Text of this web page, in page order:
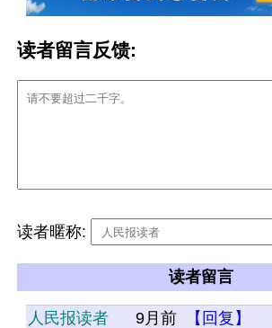
读者留言反馈:
读者暱称:
读者留言
人民报读者 9月前
【回复】